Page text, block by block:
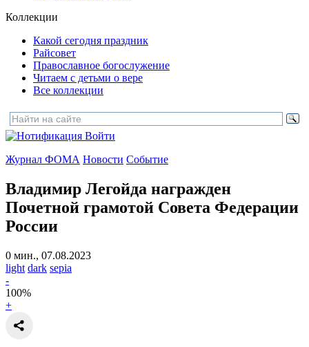
Коллекции
Какой сегодня праздник
Райсовет
Православное богослужение
Читаем с детьми о вере
Все коллекции
Войти
Журнал ФОМА Новости Событие
Владимир Легойда награжден
Почетной грамотой Совета Федерации
России
0 мин., 07.08.2023
light dark sepia
-
100%
+